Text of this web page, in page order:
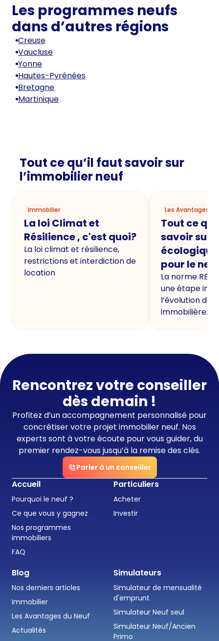
Les programmes neufs
dans d’autres régions
Creuse
Vaucluse
Yonne
Hautes-Pyrénées
Bretagne
Martinique
Tout ce qu’il faut savoir sur
l’immobilier neuf
Immobilier
La loi Climat et
Résilience , c'est quoi?
La loi climat et résilience,
restrictions et interdiction de
location
Les Avantages
Tout ce
savoir sur
écologique
pour le
La norme
une étape
l’évolution de
immobilière.
Rencontrez votre conseiller
dès demain !
Profitez d’un accompagnement personnalisé pour
concrétiser votre projet immobilier neuf. Nos
experts sont à votre écoute pour vous guider, du
premier rendez-vous jusqu’à la remise des clés.
Parler à un conseiller
Accueil
Pourquoi le neuf ?
Ce que vous y gagnez
Nos programmes
immobiliers
FAQ
Particuliers
Acheter
Investir
Blog
Nos derniers articles
Immobilier
Les Avantages du Neuf
Actualités
Simulateurs
Simulateur de mensualité
d'emprunt
Simulateur Neuf seul
Simulateur Neuf/Ancien
Primo